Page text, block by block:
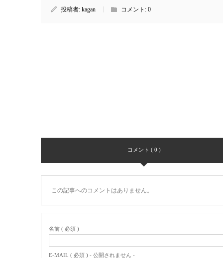
投稿者: kagan コメント: 0
コメント ( 0 )
この記事へのコメントはありません。
名前 ( 必須 )
E-MAIL ( 必須 ) - 公開されません -